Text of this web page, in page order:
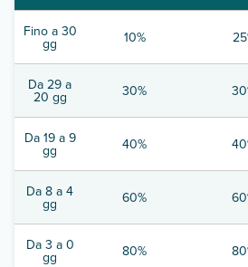
Fino a 30
gg 10%
Da 29 a
20 gg 30%
Da 19 a 9
gg 40%
Da 8 a 4
gg 60%
Da 3 a 0
gg 80%